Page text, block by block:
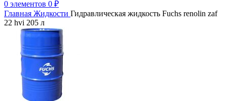
0 элементов 0 ₽
Главная Жидкости Гидравлическая жидкость Fuchs renolin zaf
22 hvi 205 л